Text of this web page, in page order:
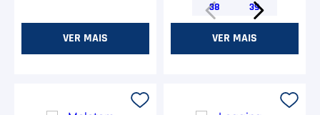
VER MAIS
38 39
VER MAIS